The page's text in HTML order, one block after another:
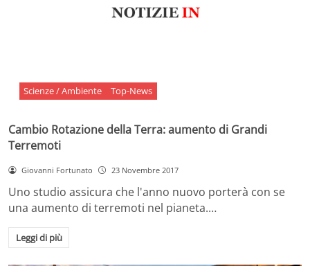
Scienze / Ambiente Top-News
Cambio Rotazione della Terra: aumento di Grandi
Terremoti
Giovanni Fortunato 23 Novembre 2017
Uno studio assicura che l'anno nuovo porterà con se
una aumento di terremoti nel pianeta.…
Leggi di più